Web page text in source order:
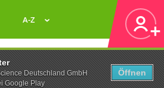
Deutschland GmbH
Google Play
Öffnen
A-Z